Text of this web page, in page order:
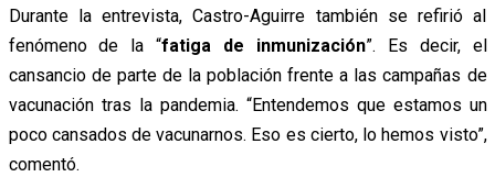
Durante la entrevista, Castro-Aguirre también se refirió al
fenómeno de la “fatiga de inmunización”. Es decir, el
cansancio de parte de la población frente a las campañas de
vacunación tras la pandemia. “Entendemos que estamos un
poco cansados de vacunarnos. Eso es cierto, lo hemos visto”,
comentó.